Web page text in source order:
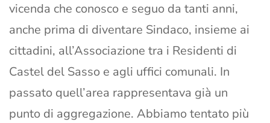
vicenda che conosco e seguo da tanti anni,
anche prima di diventare Sindaco, insieme ai
cittadini, all’Associazione tra i Residenti di
Castel del Sasso e agli uffici comunali. In
passato quell’area rappresentava già un
punto di aggregazione. Abbiamo tentato più